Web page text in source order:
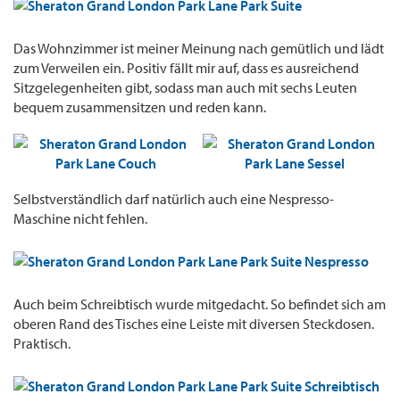
Das Wohnzimmer ist meiner Meinung nach gemütlich und lädt
zum Verweilen ein. Positiv fällt mir auf, dass es ausreichend
Sitzgelegenheiten gibt, sodass man auch mit sechs Leuten
bequem zusammensitzen und reden kann.
Selbstverständlich darf natürlich auch eine Nespresso-
Maschine nicht fehlen.
Auch beim Schreibtisch wurde mitgedacht. So befindet sich am
oberen Rand des Tisches eine Leiste mit diversen Steckdosen.
Praktisch.